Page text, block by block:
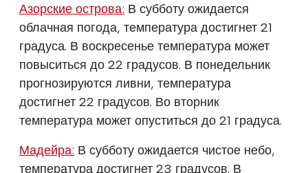
Азорские острова: В субботу ожидается
облачная погода, температура достигнет 21
градуса. В воскресенье температура может
повыситься до 22 градусов. В понедельник
прогнозируются ливни, температура
достигнет 22 градусов. Во вторник
температура может опуститься до 21 градуса.
Мадейра: В субботу ожидается чистое небо,
температура достигнет 23 градусов. В